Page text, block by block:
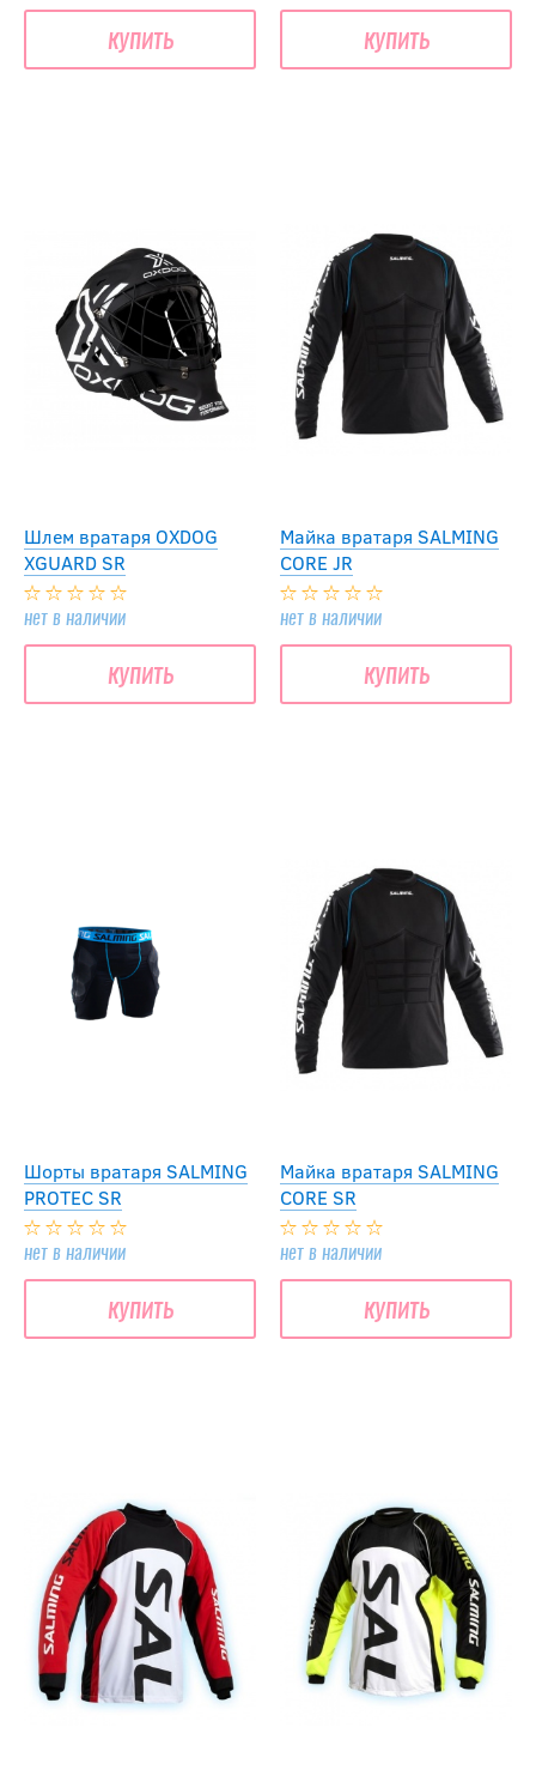
купить купить
Шлем вратаря OXDOG
XGUARD SR
нет в наличии
купить
Майка вратаря SALMING
CORE JR
нет в наличии
купить
Шорты вратаря SALMING
PROTEC SR
нет в наличии
купить
Майка вратаря SALMING
CORE SR
нет в наличии
купить